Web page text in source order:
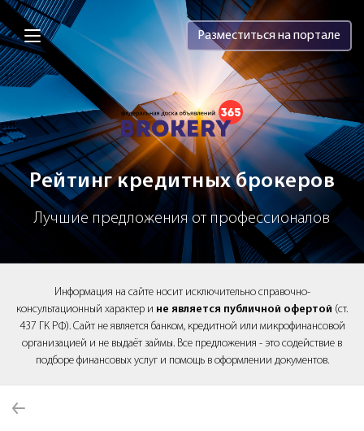
Brokery365 - Рейтинг кредитных
Разместиться на портале
Рейтинг кредитных брокеров
Лучшие предложения от профессионалов
Информация на сайте носит исключительно справочно-
консультационный характер и не является публичной офертой (ст.
437 ГК РФ). Сайт не является банком, кредитной или микрофинансовой
организацией и не выдаёт займы. Все предложения - это содействие в
подборе финансовых услуг и помощь в оформлении документов.